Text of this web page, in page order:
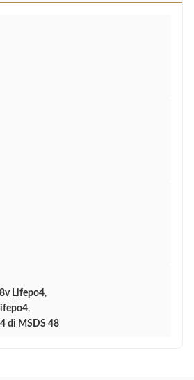
Lifepo4,
,
di MSDS 48